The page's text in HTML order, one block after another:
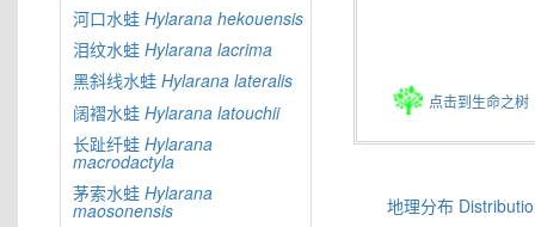
河口水蛙 Hylarana hekouensis
泪纹水蛙 Hylarana lacrima
黑斜线水蛙 Hylarana lateralis
阔褶水蛙 Hylarana latouchii
长趾纤蛙 Hylarana
macrodactyla
茅索水蛙 Hylarana
maosonensis
点击到生命之树
地理分布